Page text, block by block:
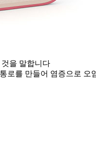
을 말합니다
로를 만들어 염증으로